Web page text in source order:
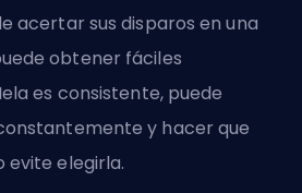
acertar sus disparos en una
obtener fáciles
es consistente, puede
y hacer que
evite elegirla.